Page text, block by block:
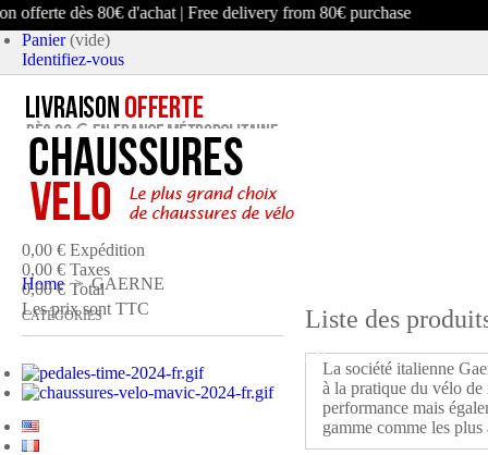
offerte dès 80€ d'achat | Free delivery from 80€ purchase
Panier (vide)
Identifiez-vous
article (vide)
Aucun produit
0,00 € Expédition
0,00 € Taxes
0,00 € Total
Les prix sont TTC
COMMANDER ET PAYER
Home > GAERNE
Liste des
La société italienne
à la pratique du vélo de
performance mais
gamme comme les
CATÉGORIES